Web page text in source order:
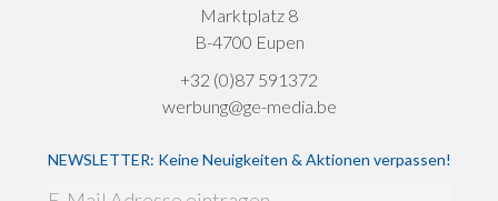
Marktplatz 8
B-4700 Eupen
+32 (0)87 591372
werbung@ge-media.be
NEWSLETTER: Keine Neuigkeiten & Aktionen verpassen!